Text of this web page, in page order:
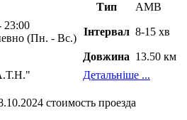
Тип АМВ
23:00
(Пн. - Вс.)
Інтервал 8-15 хв
Довжина 13.50 км
Детальніше ...
стоимость проезда